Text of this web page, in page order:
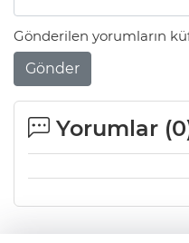
Gönderilen yorumların
Gönder
Yorumlar (0